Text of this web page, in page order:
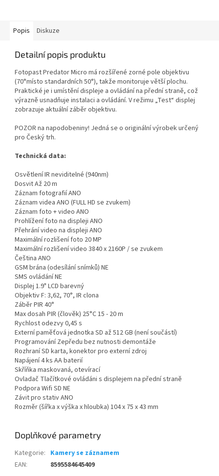
Popis Diskuze
Detailní popis produktu
Fotopast Predator Micro má rozšířené zorné pole objektivu
(70°místo standardních 50°), takže monitoruje větší plochu.
Praktické je i umístění displeje a ovládání na přední straně, což
výrazně usnadňuje instalaci a ovládání. V režimu „Test“ displej
zobrazuje aktuální záběr objektivu.
POZOR na napodobeniny! Jedná se o originální výrobek určený
pro Český trh.
Technická data:
Osvětlení IR neviditelné (940nm)
Dosvit Až 20 m
Záznam fotografií ANO
Záznam videa ANO (FULL HD se zvukem)
Záznam foto + video ANO
Prohlížení foto na displeji ANO
Přehrání video na displeji ANO
Maximální rozlišení foto 20 MP
Maximální rozlišení video 3840 x 2160P / se zvukem
Čeština ANO
GSM brána (odesílání snímků) NE
SMS ovládání NE
Displej 1.9" LCD barevný
Objektiv F: 3,62, 70°, IR clona
Záběr PIR 40°
Max dosah PIR (člověk) 25°C 15 - 20 m
Rychlost odezvy 0,45 s
Externí paměťová jednotka SD až 512 GB (není součástí)
Programování Zepředu bez nutnosti demontáže
Rozhraní SD karta, konektor pro externí zdroj
Napájení 4 ks AA baterií
Skříňka maskovaná, otevírací
Ovladač Tlačítkové ovládáni s displejem na přední straně
Podpora Wifi SD NE
Závit pro stativ ANO
Rozměr (šířka x výška x hloubka) 104 x 75 x 43 mm
Doplňkové parametry
Kategorie: Kamery se záznamem
EAN: 8595584645409